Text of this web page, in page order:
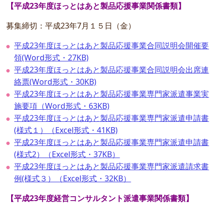
【平成23年度ほっとはあと製品応援事業関係書類】
募集締切：平成23年7月１５日（金）
平成23年度ほっとはあと製品応援事業合同説明会開催要
領(Word形式・27KB)
平成23年度ほっとはあと製品応援事業合同説明会出席連
絡票(Word形式・30KB)
平成23年度ほっとはあと製品応援事業専門家派遣事業実
施要項（Word形式・63KB)
平成23年度ほっとはあと製品応援事業専門家派遣申請書
(様式１）（Excel形式・41KB)
平成23年度ほっとはあと製品応援事業専門家派遣申請書
(様式2）（Excel形式・37KB）
平成23年度ほっとはあと製品応援事業専門家派遣請求書
例(様式３）（Excel形式・32KB）
【平成23年度経営コンサルタント派遣事業関係書類】